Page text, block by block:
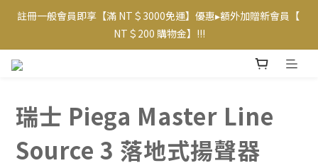
【專屬VIP折扣】已上線~ 請至【帳戶】查看相應優惠及等級
註冊一般會員即享【滿 NT＄3000免運】優惠▸額外加贈新會員【
NT＄200 購物金】!!!
【專屬VIP折扣】已上線~ 請至【帳戶】查看相應優惠及等級
瑞士 Piega Master Line
Source 3 落地式揚聲器